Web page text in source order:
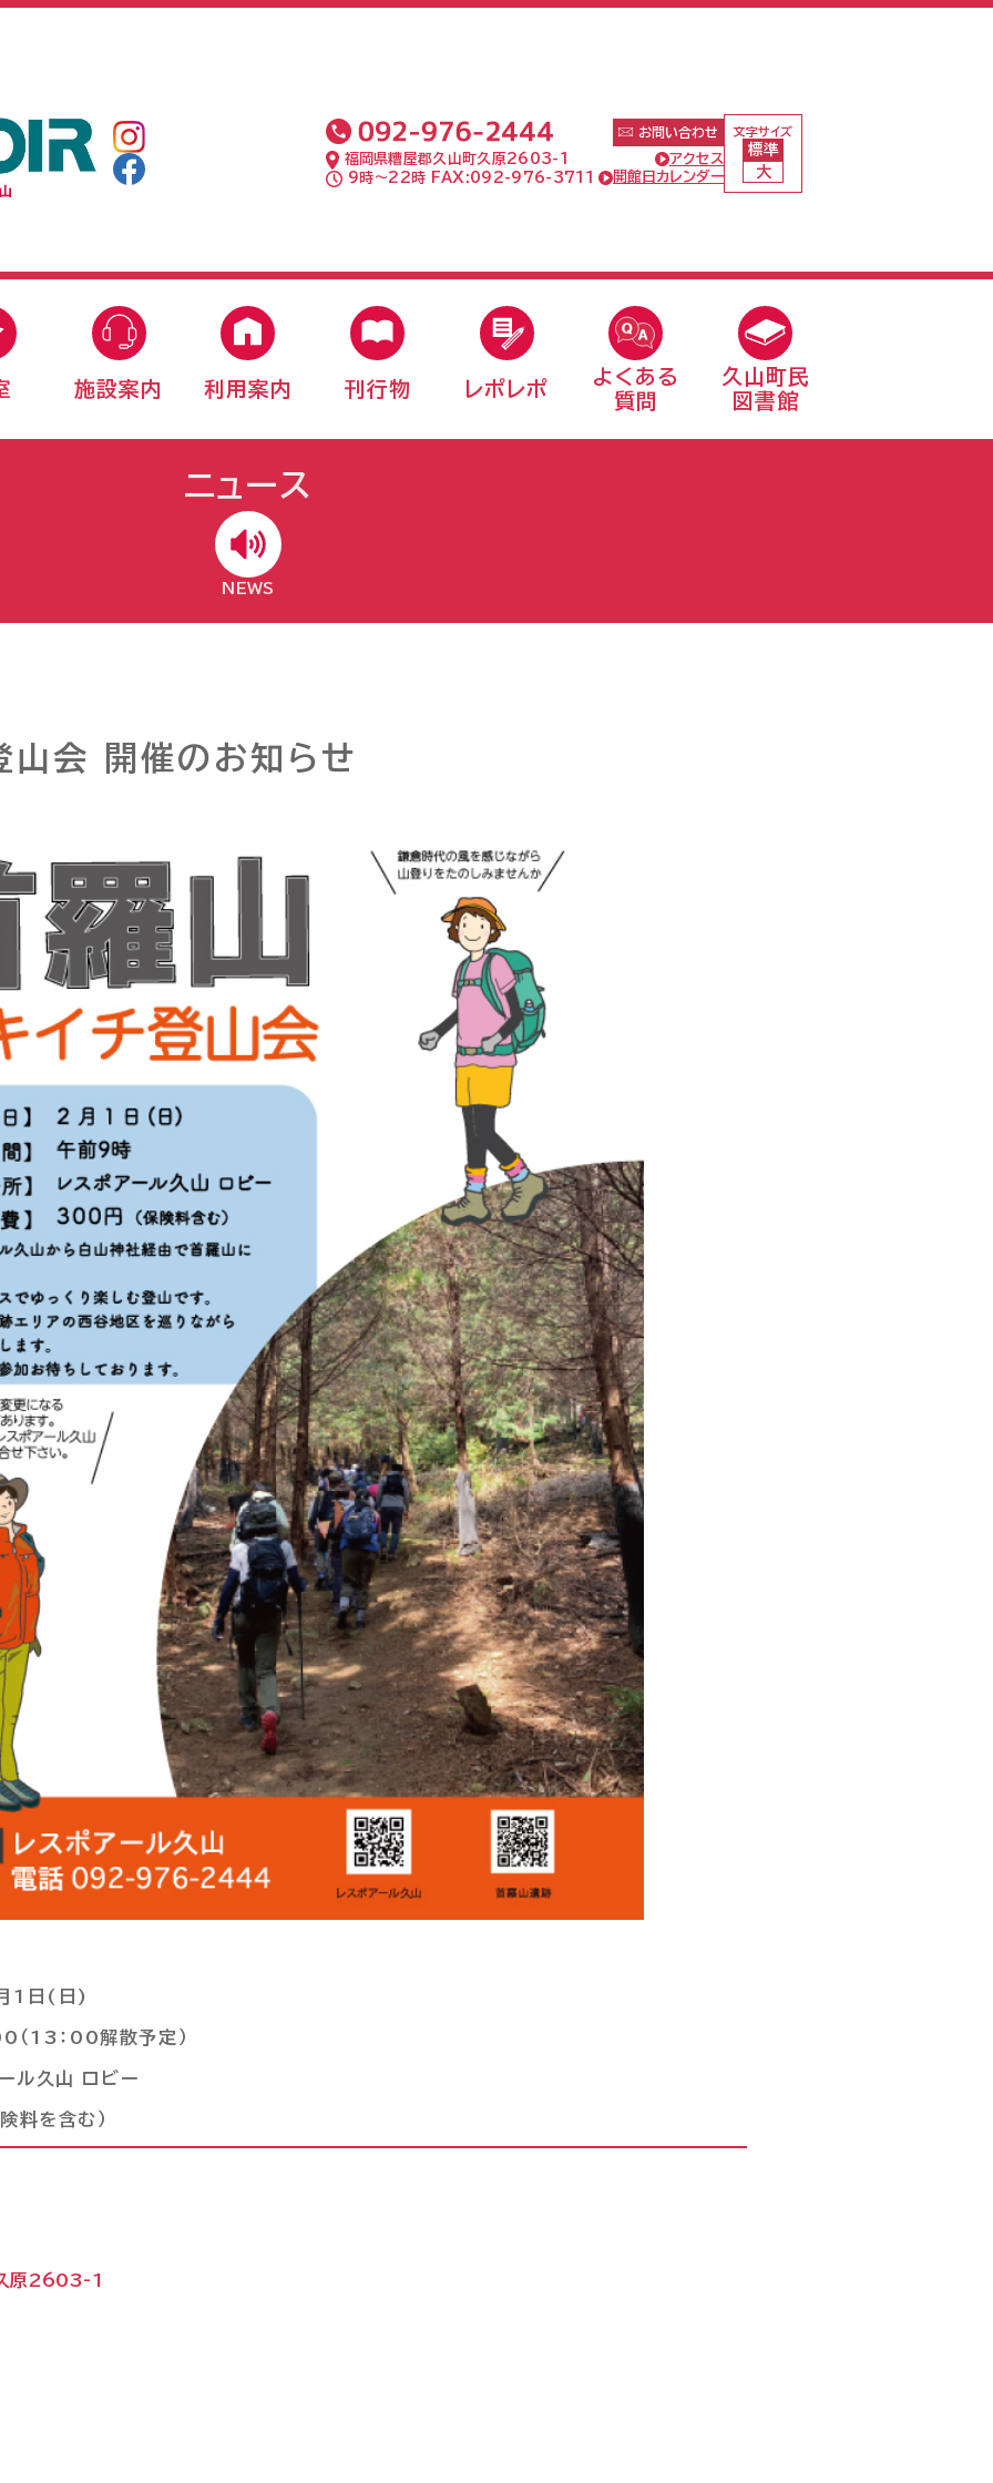
お問い合わせ
福岡県糟屋郡久山町久原2603-1
アクセス
9時〜22時 FAX:092-976-3711
開館日カレンダー
文字サイズ
標準
大
施設案内 利用案内 刊行物 レポレポ
よくある
質問
久山町民
図書館
ニュース
NEWS
山会 開催のお知らせ
1日(日)
（13：00解散予定）
ル久山 ロビー
料を含む）
原2603-1